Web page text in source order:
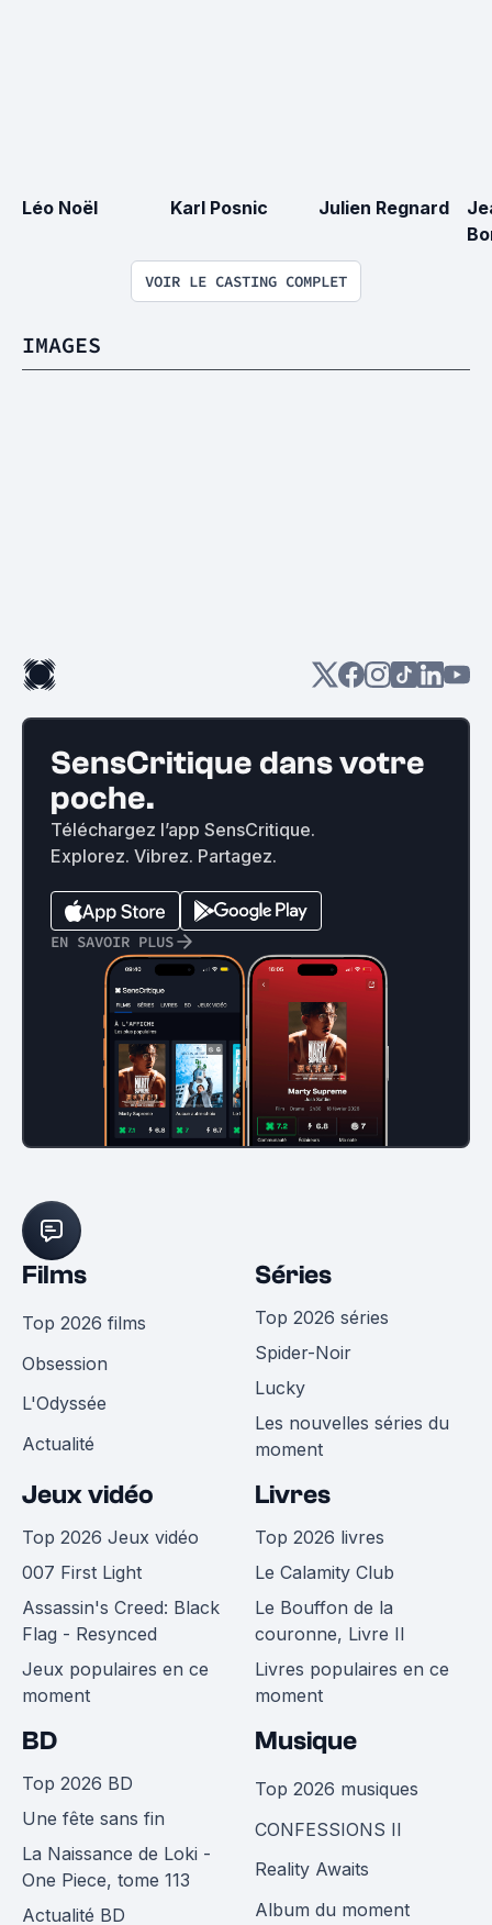
Léo Noël Karl Posnic Julien Regnard
VOIR LE CASTING COMPLET
IMAGES
SensCritique dans votre
poche.
Téléchargez l’app SensCritique.
Explorez. Vibrez. Partagez.
EN SAVOIR PLUS
Films
Top 2026 films
Obsession
L'Odyssée
Actualité
Séries
Top 2026 séries
Spider-Noir
Lucky
Les nouvelles séries du
moment
Jeux vidéo
Top 2026 Jeux vidéo
007 First Light
Assassin's Creed: Black
Flag - Resynced
Jeux populaires en ce
moment
Livres
Top 2026 livres
Le Calamity Club
Le Bouffon de la
couronne, Livre II
Livres populaires en ce
moment
BD
Top 2026 BD
Une fête sans fin
La Naissance de Loki -
One Piece, tome 113
Actualité BD
Musique
Top 2026 musiques
CONFESSIONS II
Reality Awaits
Album du moment